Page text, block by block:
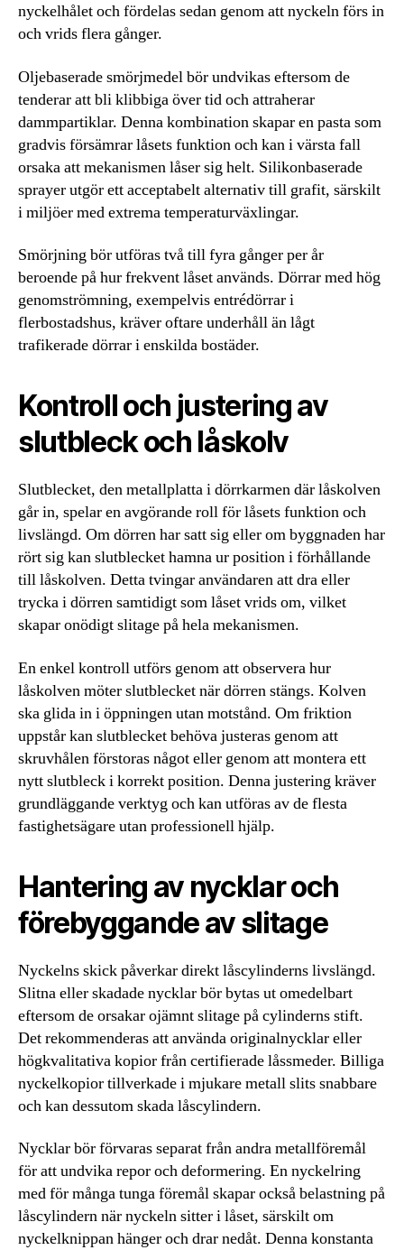
nyckelhålet och fördelas sedan genom att nyckeln förs in
och vrids flera gånger.
Oljebaserade smörjmedel bör undvikas eftersom de
tenderar att bli klibbiga över tid och attraherar
dammpartiklar. Denna kombination skapar en pasta som
gradvis försämrar låsets funktion och kan i värsta fall
orsaka att mekanismen låser sig helt. Silikonbaserade
sprayer utgör ett acceptabelt alternativ till grafit, särskilt
i miljöer med extrema temperaturväxlingar.
Smörjning bör utföras två till fyra gånger per år
beroende på hur frekvent låset används. Dörrar med hög
genomströmning, exempelvis entrédörrar i
flerbostadshus, kräver oftare underhåll än lågt
trafikerade dörrar i enskilda bostäder.
Kontroll och justering av
slutbleck och låskolv
Slutblecket, den metallplatta i dörrkarmen där låskolven
går in, spelar en avgörande roll för låsets funktion och
livslängd. Om dörren har satt sig eller om byggnaden har
rört sig kan slutblecket hamna ur position i förhållande
till låskolven. Detta tvingar användaren att dra eller
trycka i dörren samtidigt som låset vrids om, vilket
skapar onödigt slitage på hela mekanismen.
En enkel kontroll utförs genom att observera hur
låskolven möter slutblecket när dörren stängs. Kolven
ska glida in i öppningen utan motstånd. Om friktion
uppstår kan slutblecket behöva justeras genom att
skruvhålen förstoras något eller genom att montera ett
nytt slutbleck i korrekt position. Denna justering kräver
grundläggande verktyg och kan utföras av de flesta
fastighetsägare utan professionell hjälp.
Hantering av nycklar och
förebyggande av slitage
Nyckelns skick påverkar direkt låscylinderns livslängd.
Slitna eller skadade nycklar bör bytas ut omedelbart
eftersom de orsakar ojämnt slitage på cylinderns stift.
Det rekommenderas att använda originalnycklar eller
högkvalitativa kopior från certifierade låssmeder. Billiga
nyckelkopior tillverkade i mjukare metall slits snabbare
och kan dessutom skada låscylindern.
Nycklar bör förvaras separat från andra metallföremål
för att undvika repor och deformering. En nyckelring
med för många tunga föremål skapar också belastning på
låscylindern när nyckeln sitter i låset, särskilt om
nyckelknippan hänger och drar nedåt. Denna konstanta